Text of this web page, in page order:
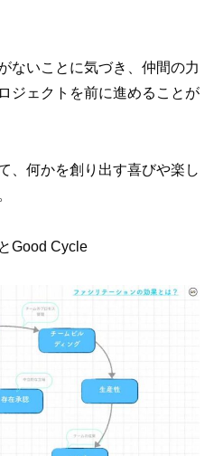
ないことに気づき、仲間の力
ジェクトを前に進めることが
、何かを創り出す喜びや楽し
Good Cycle